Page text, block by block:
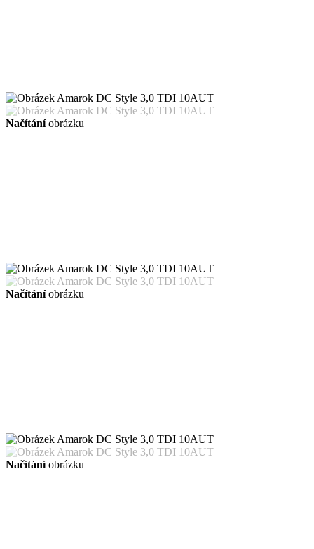
Načítáníobrázku
Načítáníobrázku
Načítáníobrázku